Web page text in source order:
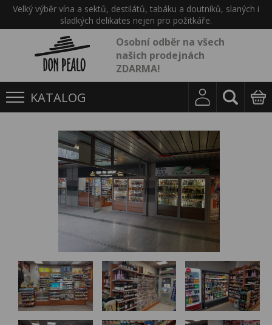
Velký výběr vína a sektů, destilátů, tabáku a doutníků, slaných i
sladkých delikates nejen pro požitkáře.
Osobní odběr na všech
našich prodejnách
ZDARMA!
KATALOG